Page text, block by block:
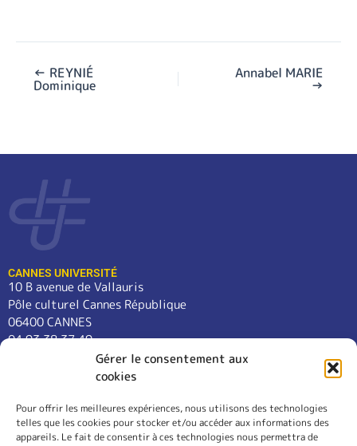
Gérer le consentement aux
cookies
Pour offrir les meilleures expériences, nous utilisons des technologies
telles que les cookies pour stocker et/ou accéder aux informations des
appareils. Le fait de consentir à ces technologies nous permettra de
← REYNIÉ
Dominique
Annabel MARIE
→
CANNES UNIVERSITÉ
10 B avenue de Vallauris
Pôle culturel Cannes République
06400 CANNES
04 93 38 37 49
contact@cannes-universite.fr
COURS
LANGUES